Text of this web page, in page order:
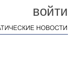
войти